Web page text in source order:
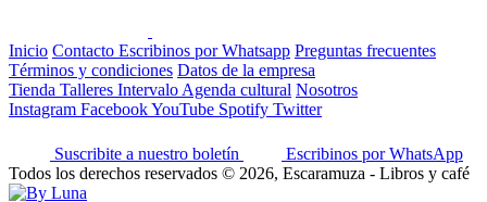
Inicio Contacto Escribinos por Whatsapp Preguntas frecuentes
Términos y condiciones Datos de la empresa
Tienda Talleres Intervalo Agenda cultural Nosotros
Instagram FacebookYouTube Spotify Twitter
Suscribite a nuestro boletín
Escribinos por WhatsApp
Todos los derechos reservados © 2026, Escaramuza - Libros y café